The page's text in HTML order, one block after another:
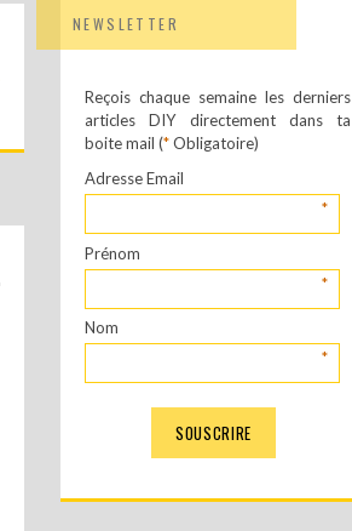
NEWSLETTER
Reçois chaque semaine les derniers
articles DIY directement dans ta
boite mail (*Obligatoire)
Adresse Email
*
Prénom
*
Nom
*